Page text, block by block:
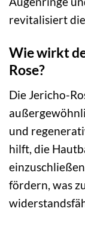
revitalisiert
Wie wirkt
Rose?
Die Jericho-
und
hilft, die
fördern, was